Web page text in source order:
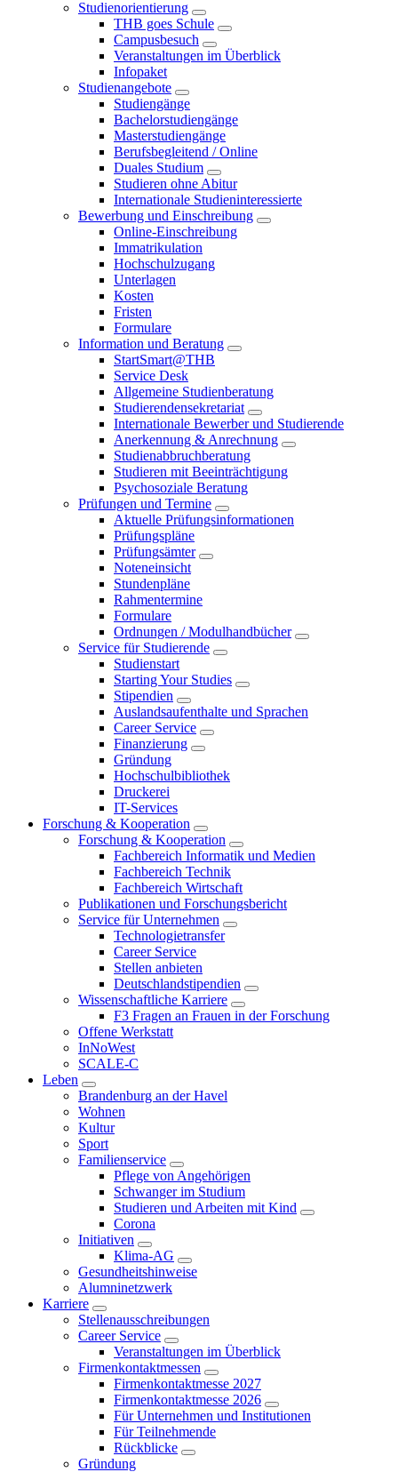
Studienorientierung
THB goes Schule
Campusbesuch
Veranstaltungen im Überblick
Infopaket
Studienangebote
Studiengänge
Bachelorstudiengänge
Masterstudiengänge
Berufsbegleitend / Online
Duales Studium
Studieren ohne Abitur
Internationale Studieninteressierte
Bewerbung und Einschreibung
Online-Einschreibung
Immatrikulation
Hochschulzugang
Unterlagen
Kosten
Fristen
Formulare
Information und Beratung
StartSmart@THB
Service Desk
Allgemeine Studienberatung
Studierendensekretariat
Internationale Bewerber und Studierende
Anerkennung & Anrechnung
Studienabbruchberatung
Studieren mit Beeinträchtigung
Psychosoziale Beratung
Prüfungen und Termine
Aktuelle Prüfungsinformationen
Prüfungspläne
Prüfungsämter
Noteneinsicht
Stundenpläne
Rahmentermine
Formulare
Ordnungen / Modulhandbücher
Service für Studierende
Studienstart
Starting Your Studies
Stipendien
Auslandsaufenthalte und Sprachen
Career Service
Finanzierung
Gründung
Hochschulbibliothek
Druckerei
IT-Services
Forschung & Kooperation
Forschung & Kooperation
Fachbereich Informatik und Medien
Fachbereich Technik
Fachbereich Wirtschaft
Publikationen und Forschungsbericht
Service für Unternehmen
Technologietransfer
Career Service
Stellen anbieten
Deutschlandstipendien
Wissenschaftliche Karriere
F3 Fragen an Frauen in der Forschung
Offene Werkstatt
InNoWest
SCALE-C
Leben
Brandenburg an der Havel
Wohnen
Kultur
Sport
Familienservice
Pflege von Angehörigen
Schwanger im Studium
Studieren und Arbeiten mit Kind
Corona
Initiativen
Klima-AG
Gesundheitshinweise
Alumninetzwerk
Karriere
Stellenausschreibungen
Career Service
Veranstaltungen im Überblick
Firmenkontaktmessen
Firmenkontaktmesse 2027
Firmenkontaktmesse 2026
Für Unternehmen und Institutionen
Für Teilnehmende
Rückblicke
Gründung